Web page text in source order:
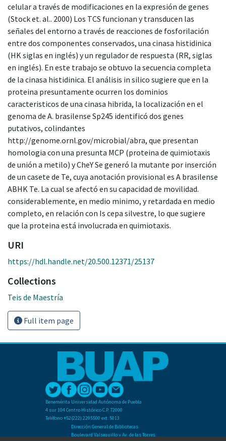
celular a través de modificaciones en la expresión de genes
(Stock et. al.. 2000) Los TCS funcionan y transducen las
señales del entorno a través de reacciones de fosforilación
entre dos componentes conservados, una cinasa histidinica
(HK siglas en inglés) y un regulador de respuesta (RR, siglas
en inglés). En este trabajo se obtuvo la secuencia completa
de la cinasa histidinica. El análisis in silico sugiere que en la
proteina presuntamente ocurren los dominios
caracteristicos de una cinasa hibrida, la localización en el
genoma de A. brasilense Sp245 identificó dos genes
putativos, colindantes
http://genome.ornl.gov/microbial/abra, que presentan
homologia con una presunta MCP (proteina de quimiotaxis
de unión a metilo) y CheY Se generó la mutante por inserción
de un casete de Te, cuya anotación provisional es A brasilense
ABHK Te. La cual se afectó en su capacidad de movilidad.
considerablemente, en medio minimo, y retardada en medio
completo, en relación con Is cepa silvestre, lo que sugiere
que la proteina está involucrada en quimiotaxis.
URI
https://hdl.handle.net/20.500.12371/25137
Collections
Teis de Maestría
Full item page
Benemérita Universidad Autónoma de Puebla
4 sur 104 Centro Histórico C.P. 72000
Teléfono +52(222) 2295500 ext. 5013
Dirección General de Bibliotecas
Boulevard Valsequillo y Av. de las Torres